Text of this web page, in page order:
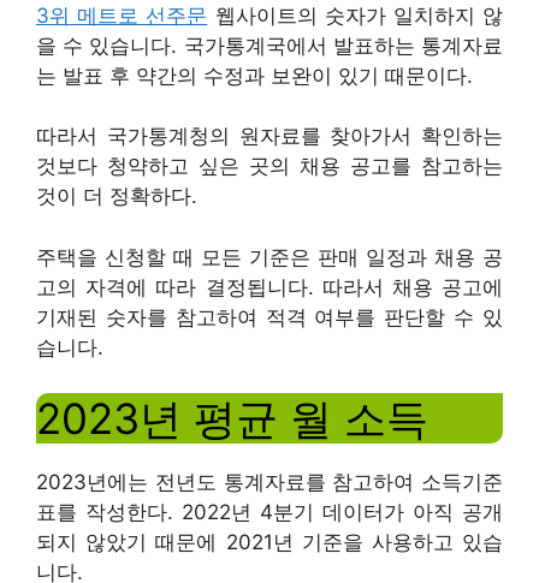
3위 메트로 선주문 웹사이트의 숫자가 일치하지 않
을 수 있습니다. 국가통계국에서 발표하는 통계자료
는 발표 후 약간의 수정과 보완이 있기 때문이다.
따라서 국가통계청의 원자료를 찾아가서 확인하는
것보다 청약하고 싶은 곳의 채용 공고를 참고하는
것이 더 정확하다.
주택을 신청할 때 모든 기준은 판매 일정과 채용 공
고의 자격에 따라 결정됩니다. 따라서 채용 공고에
기재된 숫자를 참고하여 적격 여부를 판단할 수 있
습니다.
2023년 평균 월 소득
2023년에는 전년도 통계자료를 참고하여 소득기준
표를 작성한다. 2022년 4분기 데이터가 아직 공개
되지 않았기 때문에 2021년 기준을 사용하고 있습
니다.